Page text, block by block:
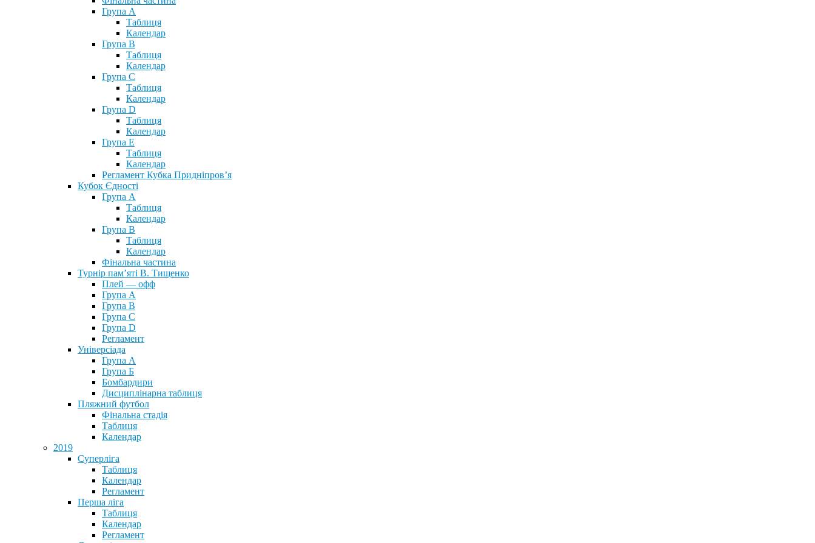
Група А
Таблиця
Календар
Група В
Таблиця
Календар
Група С
Таблиця
Календар
Група D
Таблиця
Календар
Група Е
Таблиця
Календар
Регламент Кубка Придніпров’я
Кубок Єдності
Група А
Таблиця
Календар
Група В
Таблиця
Календар
Фінальна частина
Турнір пам’яті В. Тищенко
Плей — офф
Група А
Група B
Група С
Група D
Регламент
Універсіада
Група А
Група Б
Бомбардири
Дисциплінарна таблиця
Пляжний футбол
Фінальна стадія
Таблиця
Календар
2019
Суперліга
Таблиця
Календар
Регламент
Перша ліга
Таблиця
Календар
Регламент